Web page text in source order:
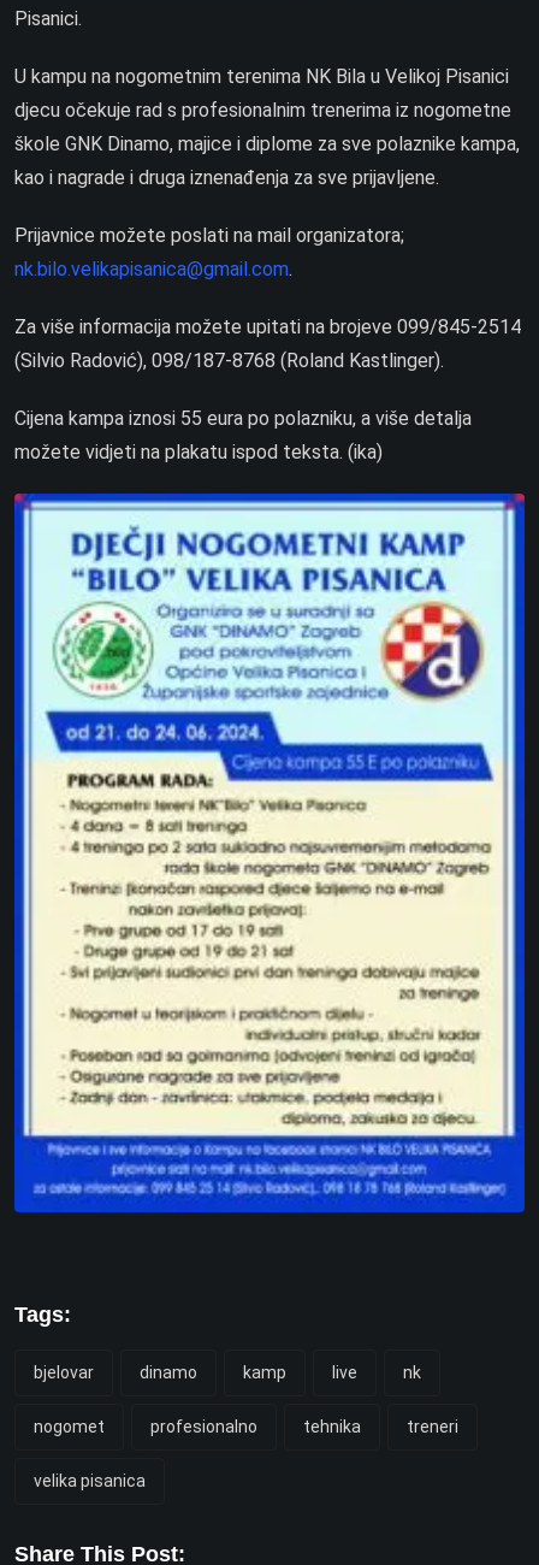
Pisanici.
U kampu na nogometnim terenima NK Bila u Velikoj Pisanici
djecu očekuje rad s profesionalnim trenerima iz nogometne
škole GNK Dinamo, majice i diplome za sve polaznike kampa,
kao i nagrade i druga iznenađenja za sve prijavljene.
Prijavnice možete poslati na mail organizatora;
nk.bilo.velikapisanica@gmail.com.
Za više informacija možete upitati na brojeve 099/845-2514
(Silvio Radović), 098/187-8768 (Roland Kastlinger).
Cijena kampa iznosi 55 eura po polazniku, a više detalja
možete vidjeti na plakatu ispod teksta. (ika)
Tags:
bjelovar dinamo kamp live nk
nogomet profesionalno tehnika treneri
velika pisanica
Share This Post: